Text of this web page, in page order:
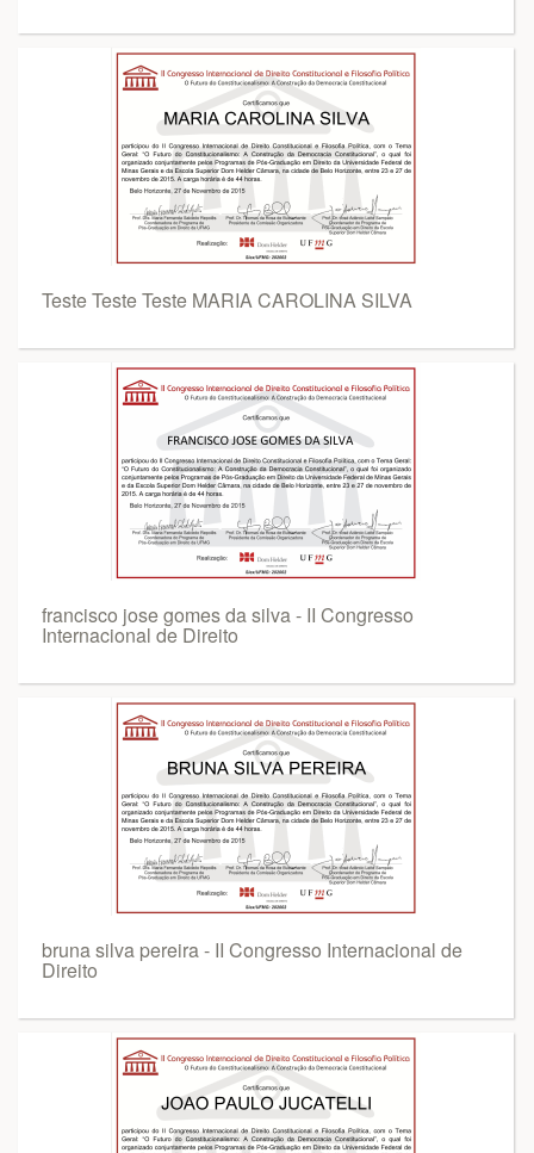
Teste Teste Teste MARIA CAROLINA SILVA
francisco jose gomes da silva - II Congresso
Internacional de Direito
bruna silva pereira - II Congresso Internacional de
Direito